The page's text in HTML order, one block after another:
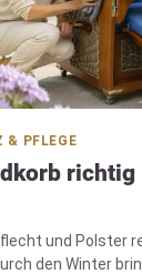
& PFLEGE
richtig
und Polster
den Winter